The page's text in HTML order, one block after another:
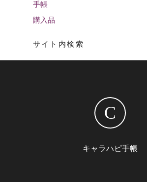
手帳
購入品
サイト内検索
C
キャラハピ手帳